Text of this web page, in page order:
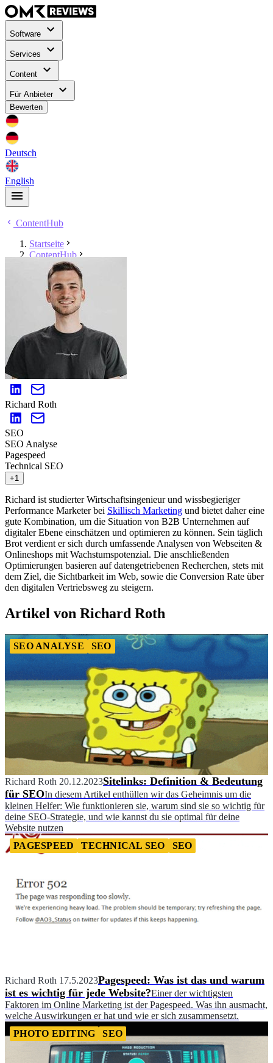
Software
Services
Content
Für Anbieter
Bewerten
Deutsch
English
ContentHub
Startseite
ContentHub
Richard Roth
Richard Roth
SEO
SEO Analyse
Pagespeed
Technical SEO
+1
Richard ist studierter Wirtschaftsingenieur und wissbegieriger
Performance Marketer bei Skillisch Marketing und bietet daher eine
gute Kombination, um die Situation von B2B Unternehmen auf
digitaler Ebene einschätzen und optimieren zu können. Sein täglich
Brot verdient er sich durch umfassende Analysen von Webseiten &
Onlineshops mit Wachstumspotenzial. Die anschließenden
Optimierungen basieren auf datengetriebenen Recherchen, stets mit
dem Ziel, die Sichtbarkeit im Web, sowie die Conversion Rate über
den digitalen Vertriebsweg zu steigern.
Artikel von Richard Roth
SEO ANALYSE SEO
Richard Roth 20.12.2023Sitelinks: Definition & Bedeutung
für SEOIn diesem Artikel enthüllen wir das Geheimnis um die
kleinen Helfer: Wie funktionieren sie, warum sind sie so wichtig für
deine SEO-Strategie, und wie kannst du sie optimal für deine
Website nutzen
PAGESPEED
TECHNICAL SEO SEO
Richard Roth 17.5.2023Pagespeed: Was ist das und warum
ist es wichtig für jede Website?Einer der wichtigsten
Faktoren im Online Marketing ist der Pagespeed. Was ihn ausmacht,
welche Auswirkungen er hat und wie er sich zusammensetzt.
PHOTO EDITING
SEO